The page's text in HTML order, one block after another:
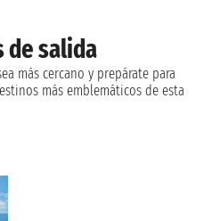
de salida
más cercano y prepárate para
más emblemáticos de esta